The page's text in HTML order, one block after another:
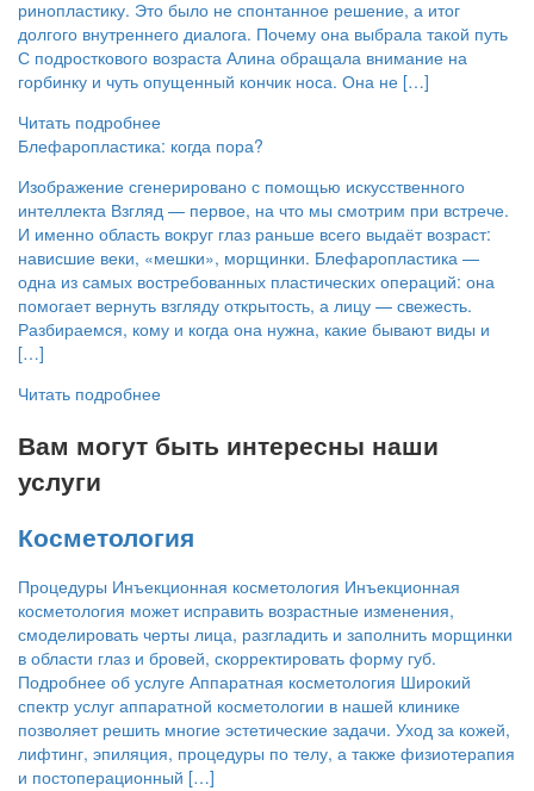
ринопластику. Это было не спонтанное решение, а итог
долгого внутреннего диалога. Почему она выбрала такой путь
С подросткового возраста Алина обращала внимание на
горбинку и чуть опущенный кончик носа. Она не […]
Читать подробнее
Блефаропластика: когда пора?
Изображение сгенерировано с помощью искусственного
интеллекта Взгляд — первое, на что мы смотрим при встрече.
И именно область вокруг глаз раньше всего выдаёт возраст:
нависшие веки, «мешки», морщинки. Блефаропластика —
одна из самых востребованных пластических операций: она
помогает вернуть взгляду открытость, а лицу — свежесть.
Разбираемся, кому и когда она нужна, какие бывают виды и
[…]
Читать подробнее
Вам могут быть интересны наши
услуги
Косметология
Процедуры Инъекционная косметология Инъекционная
косметология может исправить возрастные изменения,
смоделировать черты лица, разгладить и заполнить морщинки
в области глаз и бровей, скорректировать форму губ.
Подробнее об услуге Аппаратная косметология Широкий
спектр услуг аппаратной косметологии в нашей клинике
позволяет решить многие эстетические задачи. Уход за кожей,
лифтинг, эпиляция, процедуры по телу, а также физиотерапия
и постоперационный […]